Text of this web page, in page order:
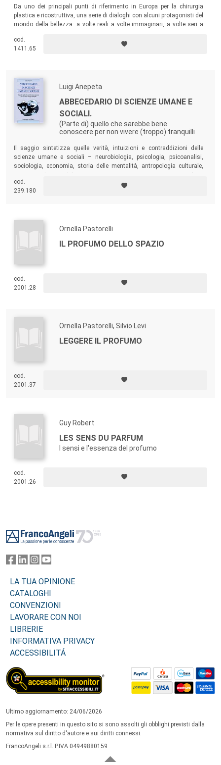
Da uno dei principali punti di riferimento in Europa per la chirurgia
plastica e ricostruttiva, una serie di dialoghi con alcuni protagonisti del
mondo della bellezza: a volte reali a volte immaginari, a volte seri a
meglio il mondo della chirurgia plastica e della medicina della
bellezza.
cod.
1411.65
Luigi Anepeta
ABBECEDARIO DI SCIENZE UMANE E
SOCIALI.
(Parte di) quello che sarebbe bene
conoscere per non vivere (troppo) tranquilli
Il saggio sintetizza quelle verità, intuizioni e contraddizioni delle
scienze umane e sociali – neurobiologia, psicologia, psicoanalisi,
sociologia, economia, storia delle mentalità, antropologia culturale,
culturale che dia a ogni individuo gli strumenti minimali per riflettere
non solo sull’esperienza personale, ma sulla condizione umana cui
cod.
239.180
Ornella Pastorelli
IL PROFUMO DELLO SPAZIO
cod.
2001.28
Ornella Pastorelli, Silvio Levi
LEGGERE IL PROFUMO
cod.
2001.37
Guy Robert
LES SENS DU PARFUM
I sensi e l'essenza del profumo
cod.
2001.26
LA TUA OPINIONE
CATALOGHI
CONVENZIONI
LAVORARE CON NOI
LIBRERIE
INFORMATIVA PRIVACY
ACCESSIBILITÁ
Ultimo aggiornamento: 24/06/2026
Per le opere presenti in questo sito si sono assolti gli obblighi previsti dalla
normativa sul diritto d'autore e sui diritti connessi.
FrancoAngeli s.r.l. P.IVA 04949880159